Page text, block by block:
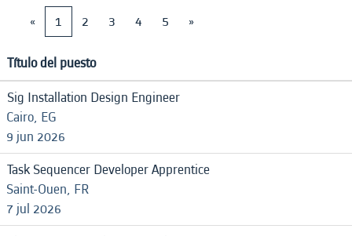
«
1 2 3 4 5 »
Título del puesto
Sig Installation Design Engineer
Cairo, EG
9 jun 2026
Task Sequencer Developer Apprentice
Saint-Ouen, FR
7 jul 2026